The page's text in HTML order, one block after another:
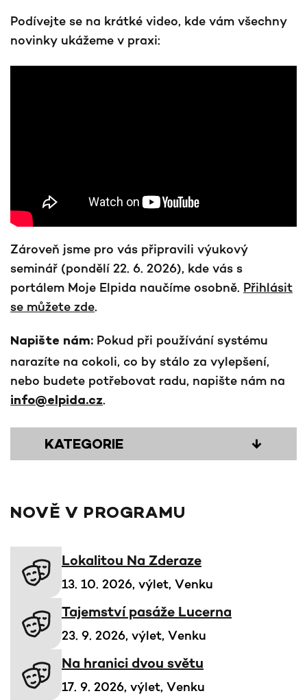
Podívejte se na krátké video, kde vám všechny
novinky ukážeme v praxi:
Zároveň jsme pro vás připravili výukový
seminář (pondělí 22. 6. 2026), kde vás s
portálem Moje Elpida naučíme osobně. Přihlásit
se můžete zde.
Napište nám: Pokud při používání systému
narazíte na cokoli, co by stálo za vylepšení,
nebo budete potřebovat radu, napište nám na
info@elpida.cz.
KATEGORIE ↓
NOVĚ V PROGRAMU
Lokalitou Na Zderaze
13. 10. 2026, výlet, Venku
Tajemství pasáže Lucerna
23. 9. 2026, výlet, Venku
Na hranici dvou světu
17. 9. 2026, výlet, Venku